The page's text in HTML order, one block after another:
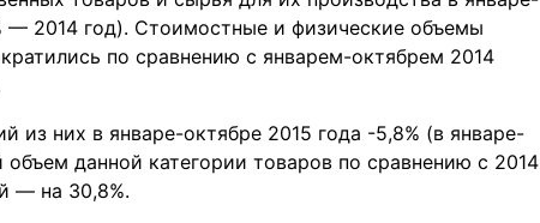
— 2014 год). Стоимостные и физические объемы
по сравнению с январем-октябрем 2014
из них в январе-октябре 2015 года -5,8% (в январе-
данной категории товаров по сравнению с 2014
— на 30,8%.